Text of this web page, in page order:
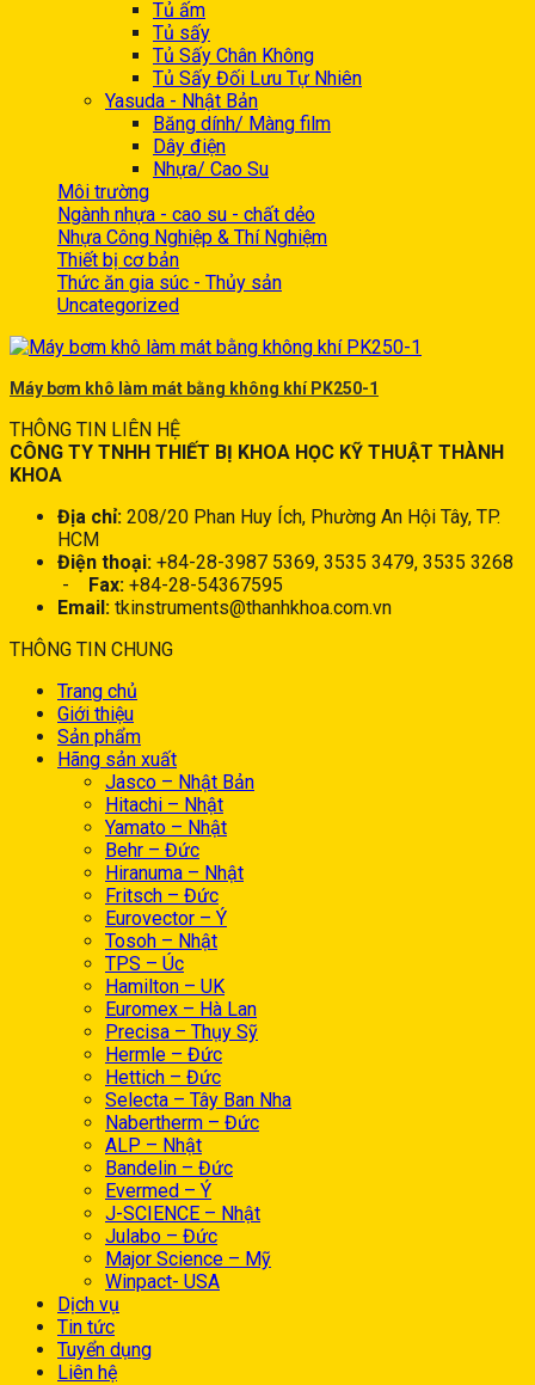
Tủ ấm
Tủ sấy
Tủ Sấy Chân Không
Tủ Sấy Đối Lưu Tự Nhiên
Yasuda - Nhật Bản
Băng dính/ Màng film
Dây điện
Nhựa/ Cao Su
Môi trường
Ngành nhựa - cao su - chất dẻo
Nhựa Công Nghiệp & Thí Nghiệm
Thiết bị cơ bản
Thức ăn gia súc - Thủy sản
Uncategorized
Máy bơm khô làm mát bằng không khí PK250-1
THÔNG TIN LIÊN HỆ
CÔNG TY TNHH THIẾT BỊ KHOA HỌC KỸ THUẬT THÀNH
KHOA
Địa chỉ: 208/20 Phan Huy Ích, Phường An Hội Tây, TP.
HCM
Điện thoại: +84-28-3987 5369, 3535 3479, 3535 3268
- Fax: +84-28-54367595
Email: tkinstruments@thanhkhoa.com.vn
THÔNG TIN CHUNG
Trang chủ
Giới thiệu
Sản phẩm
Hãng sản xuất
Jasco – Nhật Bản
Hitachi – Nhật
Yamato – Nhật
Behr – Đức
Hiranuma – Nhật
Fritsch – Đức
Eurovector – Ý
Tosoh – Nhật
TPS – Úc
Hamilton – UK
Euromex – Hà Lan
Precisa – Thụy Sỹ
Hermle – Đức
Hettich – Đức
Selecta – Tây Ban Nha
Nabertherm – Đức
ALP – Nhật
Bandelin – Đức
Evermed – Ý
J-SCIENCE – Nhật
Julabo – Đức
Major Science – Mỹ
Winpact- USA
Dịch vụ
Tin tức
Tuyển dụng
Liên hệ